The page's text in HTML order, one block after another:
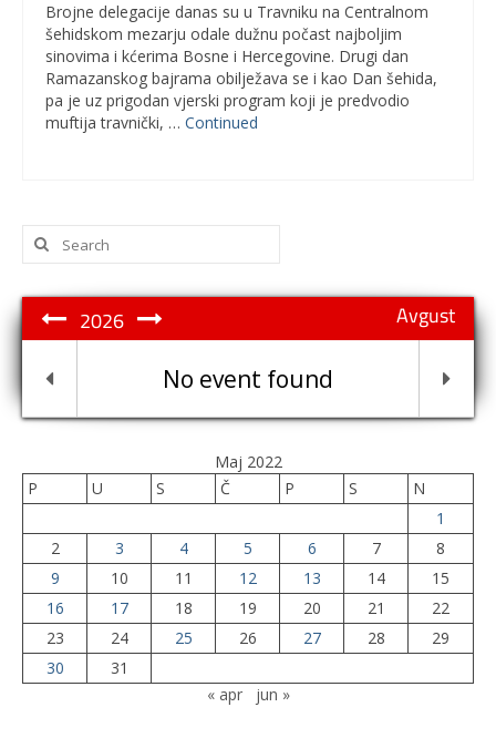
Brojne delegacije danas su u Travniku na Centralnom
šehidskom mezarju odale dužnu počast najboljim
sinovima i kćerima Bosne i Hercegovine. Drugi dan
Ramazanskog bajrama obilježava se i kao Dan šehida,
pa je uz prigodan vjerski program koji je predvodio
muftija travnički, … Continued
Search
for:
Avgust
2026
No event found
Maj 2022
P
U S Č P S
N
1
2
3 4 5 6 7
8
9
10 11 12 13 14
15
16
17 18 19 20 21
22
23
24 25 26 27 28
29
30
31
« apr
jun »